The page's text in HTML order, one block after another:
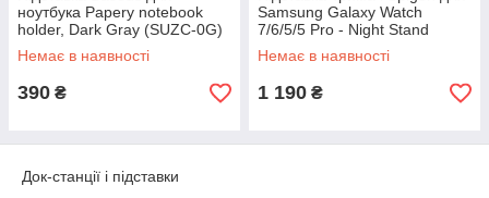
ноутбука Papery notebook
holder, Dark Gray (SUZC-0G)
Немає в наявності
390 ₴
Samsung Galaxy Watch
7/6/5/5 Pro - Night Stand
S353, Black (AMP05302)
Немає в наявності
1 190 ₴
Док-станції і підставки